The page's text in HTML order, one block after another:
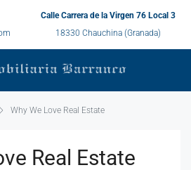
Calle Carrera de la Virgen 76 Local 3
18330 Chauchina (Granada)
Why We Love Real Estate
Real Estate